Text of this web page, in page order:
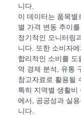
니다.
이 데이터는 품목별
별 가격 변동 추이
정기적인 모니터링
니다. 또한 소비자
합리적인 소비를 도
역 경제 분석, 유통
참고자료로 활용될
특히 지역별 생활비
에서, 공공성과 실
니다.